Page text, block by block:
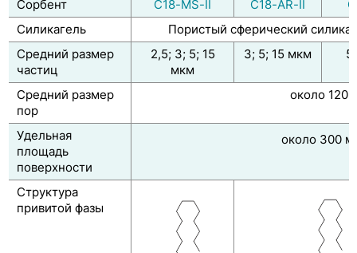
Сорбент
C18-MS-II C18-AR-II
Силикагель
Пористый сферический
Средний размер
частиц
2,5; 3; 5; 15
мкм
3; 5; 15 мкм
Средний размер
пор
около 120
Удельная
площадь
поверхности
около 300 м
Структура
привитой фазы
Специальные обращённо-фазовые колонки
Другие обращённо-фазовые колонки
Нормально-фазовые колонки COSMOSIL SL-II
Колонки для хроматографии гидрофильных
взаимодействий COSMOSIL HILIC
Колонки для анализа моно- и олигосахаридов
Колонки для разделения белков
Колонки для разделения фуллеренов